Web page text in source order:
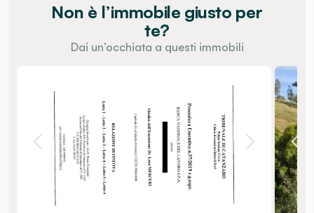
Non è l’immobile giusto per
te?
Dai un’occhiata a questi immobili